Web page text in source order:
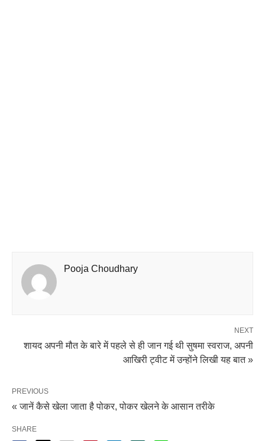
Pooja Choudhary
NEXT
शायद अपनी मौत के बारे में पहले से ही जान गई थी सुषमा स्वराज, अपनी
आखिरी ट्वीट में उन्होंने लिखी यह बात »
PREVIOUS
« जानें कैसे खेला जाता है पोकर, पोकर खेलने के आसान तरीके
SHARE